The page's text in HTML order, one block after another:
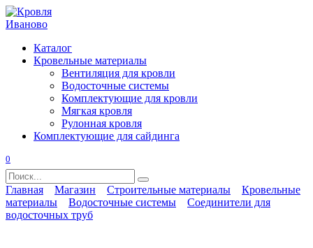
Перейти
к
Каталог
Кровельные материалы
Вентиляция для кровли
Водосточные системы
Комплектующие для кровли
Мягкая кровля
Рулонная кровля
Комплектующие для сайдинга
0
Search
for:
Главная Магазин Строительные материалы
Кровельные
материалы
Водосточные системы
Соединители для
водосточных труб